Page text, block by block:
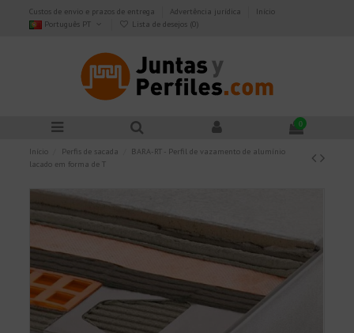
Custos de envio e prazos de entrega Advertência jurídica
Início
Português PT
Lista de desejos (0)
0
Início Perfis de sacada
BARA-RT - Perfil de vazamento de alumínio
lacado em forma de T